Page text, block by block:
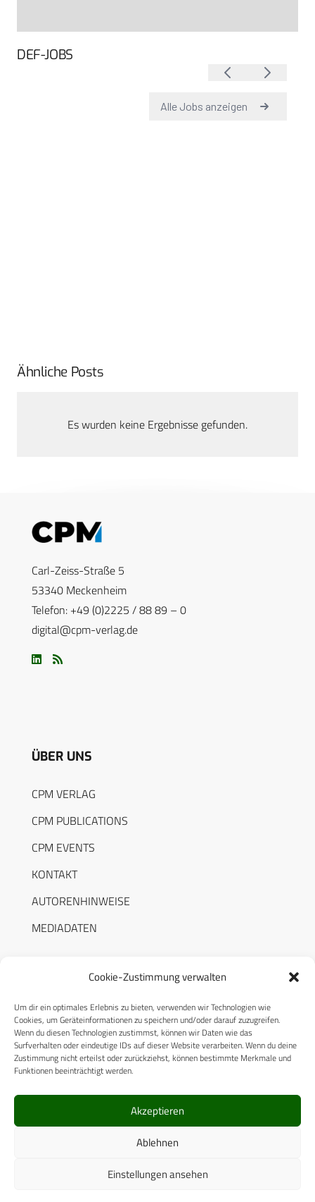
Cookie-Zustimmung verwalten
Um dir ein optimales Erlebnis zu bieten, verwenden wir Technologien wie
Cookies, um Geräteinformationen zu speichern und/oder darauf zuzugreifen.
Wenn du diesen Technologien zustimmst, können wir Daten wie das
Surfverhalten oder eindeutige IDs auf dieser Website verarbeiten. Wenn du deine
Zustimmung nicht erteilst oder zurückziehst, können bestimmte Merkmale und
Funktionen beeinträchtigt werden.
Akzeptieren
Ablehnen
Einstellungen ansehen
DEF-JOBS
Ähnliche Posts
Es wurden keine Ergebnisse gefunden.
Carl-Zeiss-Straße 5
53340 Meckenheim
Telefon: +49 (0)2225 / 88 89 – 0
digital@cpm-verlag.de
ÜBER UNS
CPM VERLAG
CPM PUBLICATIONS
CPM EVENTS
KONTAKT
AUTORENHINWEISE
MEDIADATEN
RECHTLICHES
Datenschutzerklärung
Cookie-Richtlinie (EU)